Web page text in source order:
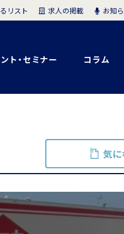
ト・セミナー コラム
リスト 求人の掲載 お知
気に